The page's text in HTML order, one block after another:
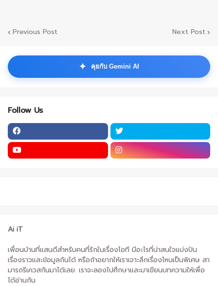
Previous Post Next Post
✦ คุยกับ Gemini AI
Follow Us
Ai iT
เพื่อนบ้านที่แสนดีสำหรับคนที่รักในเรื่องไอที มีอะไรที่น่าสนใจแบ่งปัน
เรื่องราวและข้อมูลกันได้ หรือถ้าอยากให้เราเจาะลึกเรื่องไหนเป็นพิเศษ สา
มารถรีเควสกันมาได้เลย. เราจะลองไปศึกษาและมาเขียนบทความให้เพื่อ
ได้อ่านกัน